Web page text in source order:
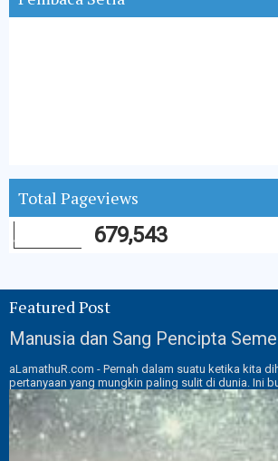
Total Pageviews
679,543
Featured Post
Manusia dan Sang Pencipta
aLamathuR.com - Pernah dalam suatu ketika kita
pertanyaan yang mungkin paling sulit di dunia. Ini